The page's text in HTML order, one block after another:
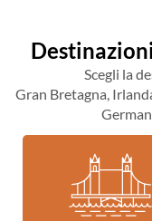
Scegli la
Gran Bretagna,